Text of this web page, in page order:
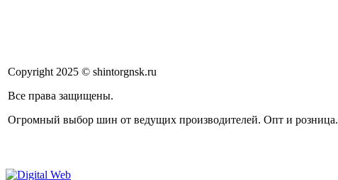
Copyright 2025 © shintorgnsk.ru
Все права защищены.
Огромный выбор шин от ведущих производителей. Опт и розница.